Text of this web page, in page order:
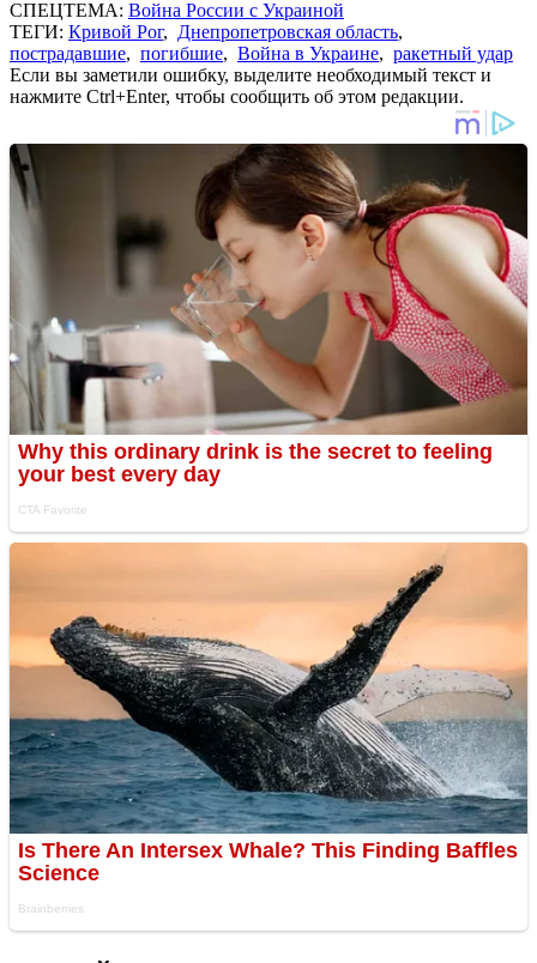
СПЕЦТЕМА: Война России с Украиной
ТЕГИ: Кривой Рог, Днепропетровская область,
пострадавшие, погибшие, Война в Украине, ракетный удар
Если вы заметили ошибку, выделите необходимый текст и
нажмите Ctrl+Enter, чтобы сообщить об этом редакции.